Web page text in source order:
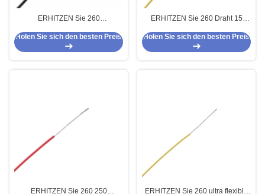
ERHITZEN Sie 260
der hohen Temperatur PTFE für
Beleuchtung
Holen Sie sich den besten Preis
ERHITZEN Sie 260 Draht 15
AWG-Lehre für Beleuchtung
Holen Sie sich den besten Preis
ERHITZEN Sie 260 250
ERHITZEN Sie 260 ultra flexible